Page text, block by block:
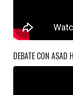
DEBATE CON